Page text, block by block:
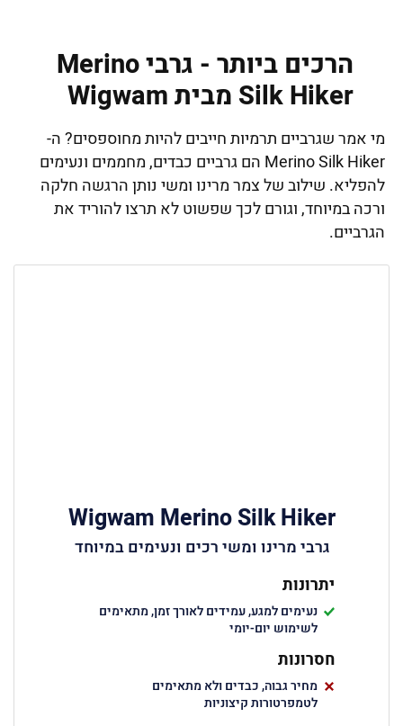
הרכים ביותר - גרבי Merino
Silk Hiker מבית Wigwam
מי אמר שגרביים תרמיות חייבים להיות מחוספסים? ה-
Merino Silk Hiker הם גרביים כבדים, מחממים ונעימים
להפליא. שילוב של צמר מרינו ומשי נותן הרגשה חלקה
ורכה במיוחד, וגורם לכך שפשוט לא תרצו להוריד את
הגרביים.
Wigwam Merino Silk Hiker
גרבי מרינו ומשי רכים ונעימים במיוחד
יתרונות
נעימים למגע, עמידים לאורך זמן, מתאימים
לשימוש יום-יומי
חסרונות
מחיר גבוה, כבדים ולא מתאימים
לטמפרטורות קיצוניות